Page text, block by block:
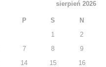
sierpień 2026
P S N
1 2
7 8 9
14 15 16